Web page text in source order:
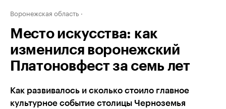
Воронежская область
Место искусства: как
изменился воронежский
Платоновфест за семь лет
Как развивалось и сколько стоило главное
культурное событие столицы Черноземья